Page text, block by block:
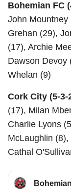
Bohemian FC
John Mountney
Grehan (29),
(17), Archie
Dawson Devoy
Whelan (9)
Cork City (5-3-
(17), Milan
Charlie Lyons
McLaughlin
Cathal